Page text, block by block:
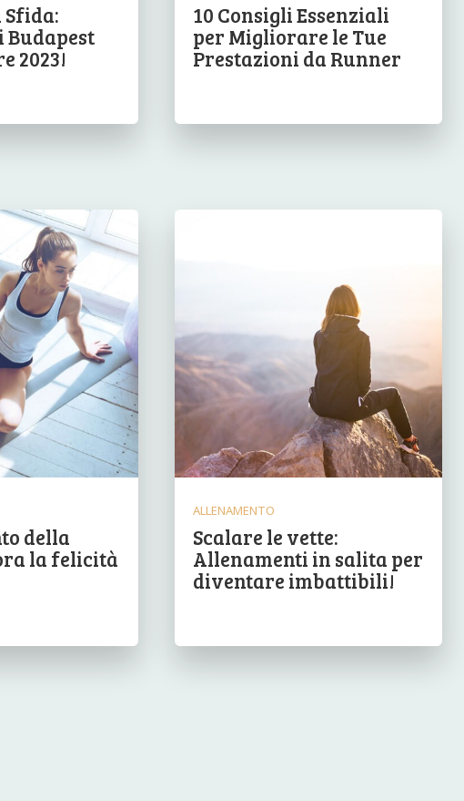
2023!
10 Consigli Essenziali
per Migliorare le Tue
Prestazioni da Runner
della
la felicità
ALLENAMENTO
Scalare le vette:
Allenamenti in salita per
diventare imbattibili!